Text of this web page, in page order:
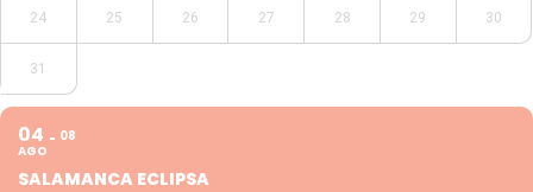
24 25 26 27 28 29 30
31
04
AGO
08
SALAMANCA ECLIPSA